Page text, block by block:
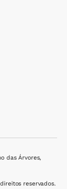
das Árvores,
reservados.